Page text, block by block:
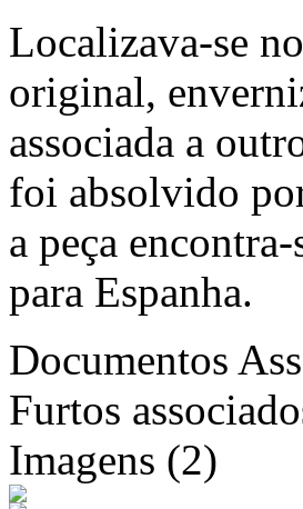
Localizava-se
original,
associada a
foi absolvido
a peça
para Espanha.
Documentos
Furtos
Imagens (2)